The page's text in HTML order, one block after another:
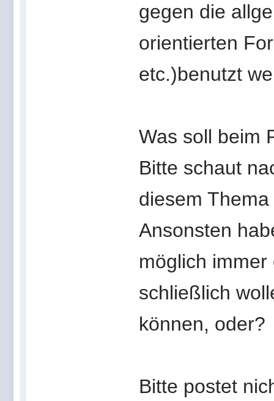
gegen die
orientierten
etc.)benutzt
Was soll beim
Bitte schaut
diesem
Ansonsten
möglich
schließlich
können, oder?
Bitte postet